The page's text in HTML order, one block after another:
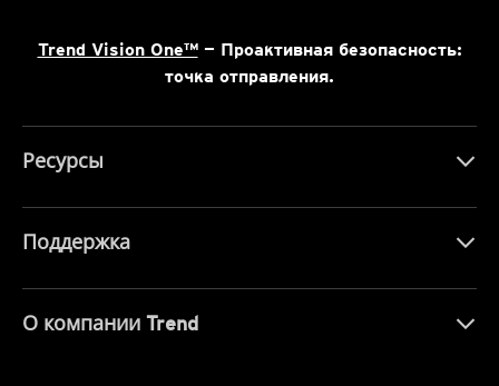
Trend Vision One™— Проактивная безопасность:
точка отправления.
Ресурсы
Поддержка
О компании Trend